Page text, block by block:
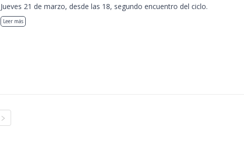
Jueves 21 de marzo, desde las 18, segundo encuentro del ciclo.
Leer más